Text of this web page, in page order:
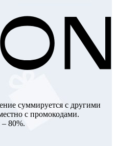
суммируется с другими
с промокодами.
80%.